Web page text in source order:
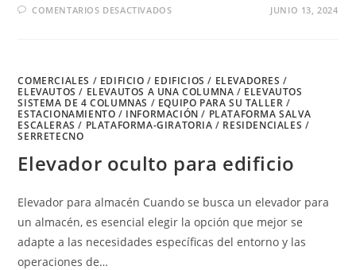
COMENTARIOS DESACTIVADOSEN JUNIO 13, 2024
COMERCIALES / EDIFICIO / EDIFICIOS / ELEVADORES /
ELEVAUTOS / ELEVAUTOS A UNA COLUMNA / ELEVAUTOS
SISTEMA DE 4 COLUMNAS / EQUIPO PARA SU TALLER /
ESTACIONAMIENTO / INFORMACIÓN / PLATAFORMA SALVA
ESCALERAS / PLATAFORMA-GIRATORIA / RESIDENCIALES /
SERRETECNO
Elevador oculto para edificio
Elevador para almacén Cuando se busca un elevador para
un almacén, es esencial elegir la opción que mejor se
adapte a las necesidades específicas del entorno y las
operaciones de…